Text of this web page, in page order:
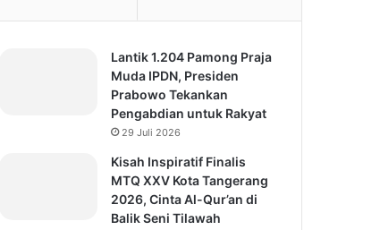
Lantik 1.204 Pamong Praja
Muda IPDN, Presiden
Prabowo Tekankan
Pengabdian untuk Rakyat
29 Juli 2026
Kisah Inspiratif Finalis
MTQ XXV Kota Tangerang
2026, Cinta Al-Qur’an di
Balik Seni Tilawah